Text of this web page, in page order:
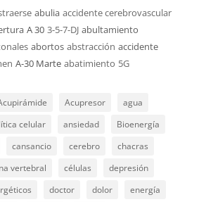
abulia accidente cerebrovascular
A 30 3-5-7-DJ abultamiento
abortos abstracción accidente
A-30 Marte abatimiento 5G
Acupresor
agua
celular ansiedad
Bioenergía
cansancio cerebro
chacras
vertebral células
depresión
doctor dolor
energía